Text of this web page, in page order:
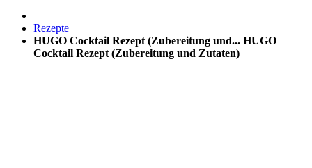
Rezepte
HUGO Cocktail Rezept (Zubereitung und... HUGO
Cocktail Rezept (Zubereitung und Zutaten)